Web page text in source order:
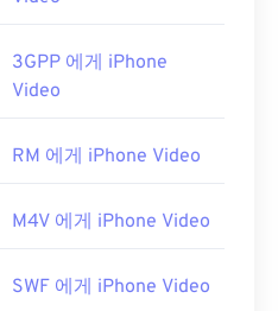
3GPP 에게 iPhone
Video
RM 에게 iPhone Video
M4V 에게 iPhone Video
SWF 에게 iPhone Video